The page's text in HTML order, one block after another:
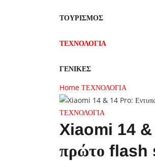
ΤΟΥΡΙΣΜΟΣ
ΤΕΧΝΟΛΟΓΙΑ
ΓΕΝΙΚΕΣ
Home ΤΕΧΝΟΛΟΓΙΑ
ΤΕΧΝΟΛΟΓΙΑ
Xiaomi 14 &
πρώτο flash